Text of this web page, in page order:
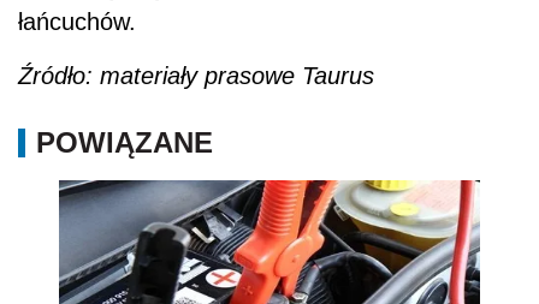
łańcuchów.
Źródło: materiały prasowe Taurus
POWIĄZANE